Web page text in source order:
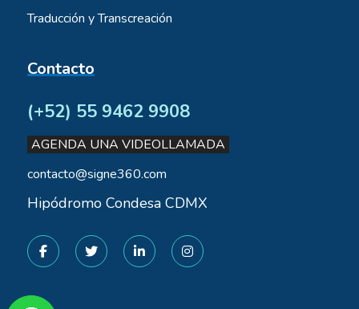
Traducción y Transcreación
Contacto
(+52) 55 9462 9908
AGENDA UNA VIDEOLLAMADA
contacto@signe360.com
Hipódromo Condesa CDMX